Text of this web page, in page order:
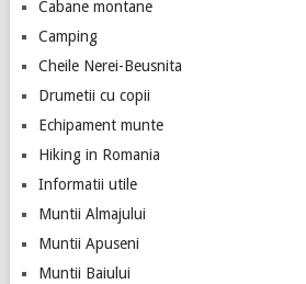
Cabane montane
Camping
Cheile Nerei-Beusnita
Drumetii cu copii
Echipament munte
Hiking in Romania
Informatii utile
Muntii Almajului
Muntii Apuseni
Muntii Baiului